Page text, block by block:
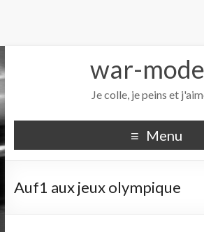
war-
Je colle, je peins et
Menu
Auf1 aux jeux olympique